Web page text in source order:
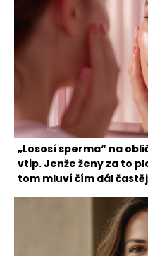
„Lososí sperma“ na
vtip. Jenže ženy za to
tom mluví čím dál